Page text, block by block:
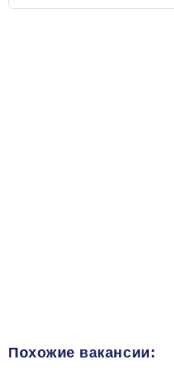
Похожие вакансии: